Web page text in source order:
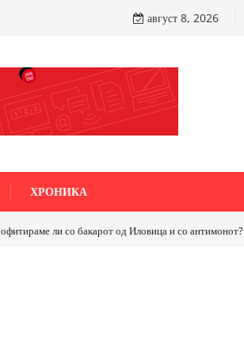
август 8, 2026
ХРОНИКА
ли со бакарот од Иловица и со антимонот?